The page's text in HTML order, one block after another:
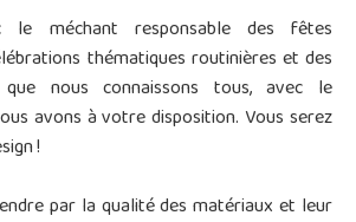
le méchant responsable des fêtes
thématiques routinières et des
nous connaissons tous, avec le
avons à votre disposition. Vous serez
!
par la qualité des matériaux et leur